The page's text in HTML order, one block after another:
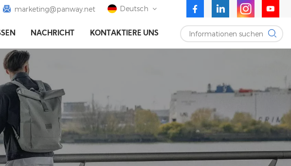
marketing@panway.net Deutsch
English
Español
NACHRICHT KONTAKTIERE UNS Informationen suchen